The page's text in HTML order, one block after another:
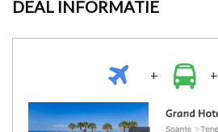
DEAL INFORMATIE
+ +